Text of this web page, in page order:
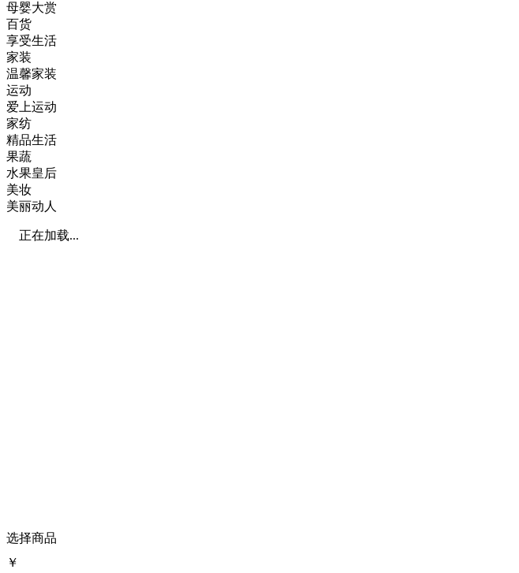
母婴大赏
百货
享受生活
家装
温馨家装
运动
爱上运动
家纺
精品生活
果蔬
水果皇后
美妆
美丽动人
正在加载...
选择商品
￥